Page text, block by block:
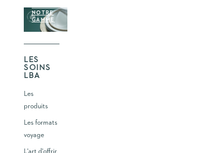
NOTRE
GAMME
LES
SOINS
LBA
Les
produits
Les formats
voyage
L'art d'offrir
DUO RÉGÉNÉRATIF HYDRATANT X TROUSSE DE